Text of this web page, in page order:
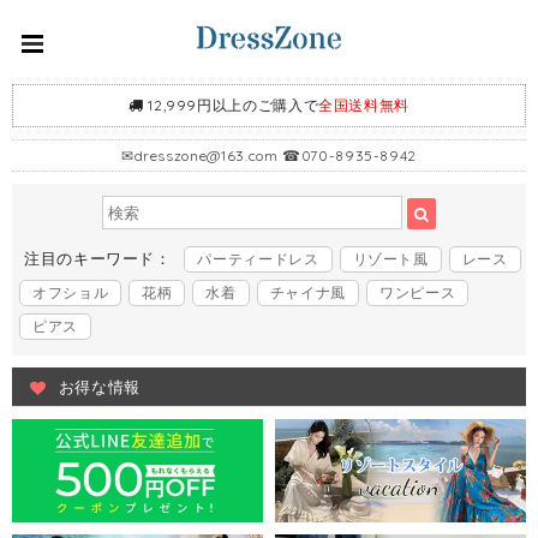
12,999円以上のご購入で全国送料無料
✉dresszone@163.com ☎070-8935-8942
注目のキーワード： パーティードレス リゾート風
レース
オフショル
花柄 水着 チャイナ風
ワンピース
ピアス
お得な情報